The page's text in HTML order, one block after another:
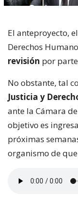
El anteproyecto,
Derechos
revisión por
No obstante, tal
Justicia y
ante la Cámara
objetivo es
próximas
organismo de